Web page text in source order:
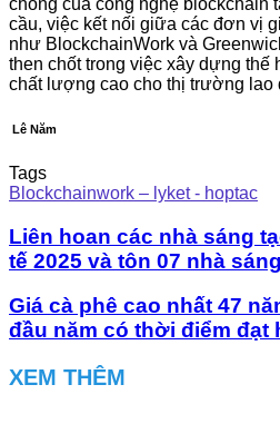
cầu, việc kết nối giữa các đơn vị
như BlockchainWork và
then chốt trong việc xây dựng thế
chất lượng cao cho thị trường lao
Lê Năm
Tags
Blockchainwork – lyket - hoptac
Liên hoan các nhà sáng
tế 2025 và tôn 07 nhà
Giá cà phê cao nhất 47
đầu năm có thời điểm đạt
XEM THÊM